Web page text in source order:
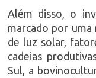
Além disso, o
marcado por uma
de luz solar,
cadeias
Sul, a